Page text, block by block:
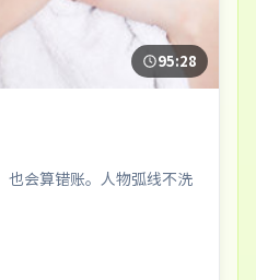
95:28
也会算错账。人物弧线不洗